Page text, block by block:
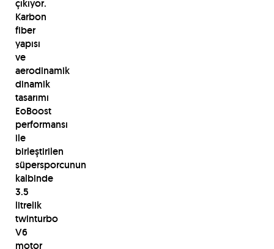
çıkıyor.
Karbon
fiber
yapısı
ve
aerodinamik
dinamik
tasarımı
EoBoost
performansı
ile
birleştirilen
süpersporcunun
kalbinde
3.5
litrelik
twinturbo
V6
motor